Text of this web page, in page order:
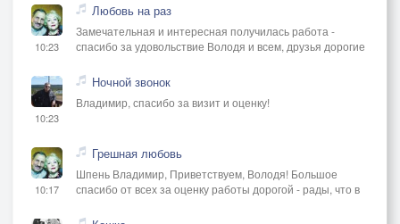
10:23
Любовь на раз
Замечательная и интересная получилась работа -
спасибо за удовольствие Володя и всем, друзья дорогие
10:23
Ночной звонок
Владимир, спасибо за визит и оценку!
10:17
Грешная любовь
Шпень Владимир, Приветствуем, Володя! Большое
спасибо от всех за оценку работы дорогой - рады, что в